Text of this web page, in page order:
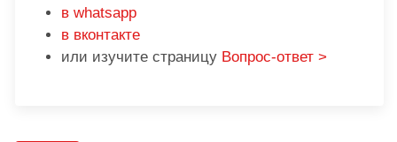
в whatsapp
в вконтакте
или изучите страницу Вопрос-ответ >